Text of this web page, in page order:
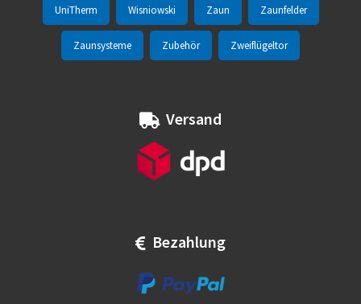
UniTherm Wisniowski Zaun Zaunfelder
Zaunsysteme Zubehör Zweiflügeltor
Versand
Bezahlung